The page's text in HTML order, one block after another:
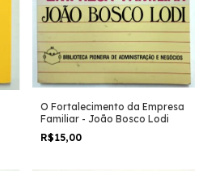
O Fortalecimento da Empresa
Familiar - João Bosco Lodi
R$15,00